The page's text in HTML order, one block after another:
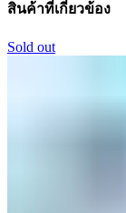
สินค้าที่เกี่ยวข้อง
Sold out